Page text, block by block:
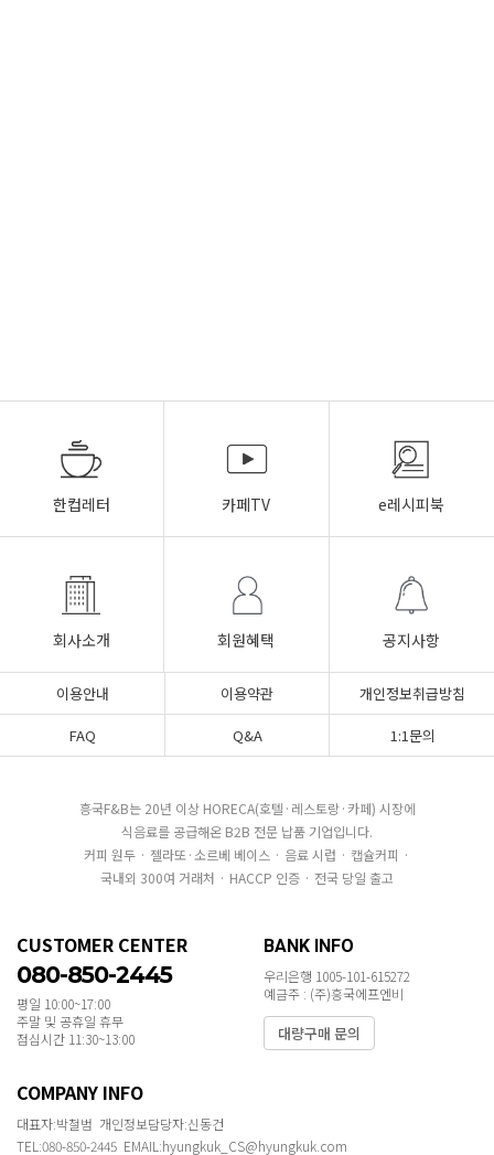
한컵레터 카페TV e레시피북
회사소개 회원혜택 공지사항
이용안내 이용약관
개인정보취급방침
FAQ
Q&A 1:1문의
흥국F&B는 20년 이상 HORECA(호텔·레스토랑·카페) 시장에
식음료를 공급해온 B2B 전문 납품 기업입니다.
커피 원두 · 젤라또·소르베 베이스 · 음료 시럽 · 캡슐커피 ·
국내외 300여 거래처 · HACCP 인증 · 전국 당일 출고
CUSTOMER CENTER
080-850-2445
평일 10:00~17:00
주말 및 공휴일 휴무
점심시간 11:30~13:00
BANK INFO
우리은행 1005-101-615272
예금주 : (주)흥국에프엔비
대량구매 문의
COMPANY INFO
대표자:박철범 개인정보담당자:신동건
TEL:080-850-2445 EMAIL:hyungkuk_CS@hyungkuk.com